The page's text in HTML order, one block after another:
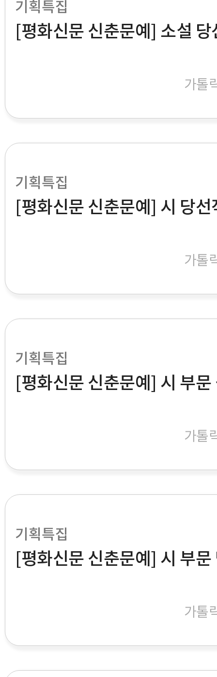
기획특집
[평화신문 신춘문예] 소설
가톨
기획특집
[평화신문 신춘문예] 시 당
가톨
기획특집
[평화신문 신춘문예] 시 부문
가톨
기획특집
[평화신문 신춘문예] 시 부문
가톨